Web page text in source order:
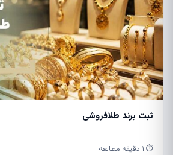
ثبت برند طلافروشی
⏱ ۱ دقیقه مطالعه